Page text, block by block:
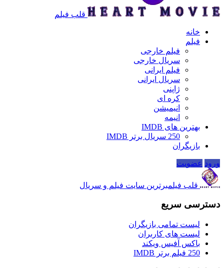
قلب فیلم
خانه
فیلم
فیلم خارجی
سریال خارجی
فیلم ایرانی
سریال ایرانی
ژاپنی
کره ای
انیمیشن
انیمه
بهترین های IMDB
250 سریال برتر IMDB
بازیگران
ورود عضویت
قلب فیلمبرترین سایت فیلم و سریال
دسترسی سریع
لیست تمامی بازیگران
لیست های کاربران
باکس آفیس ویکند
250 فیلم برتر IMDB